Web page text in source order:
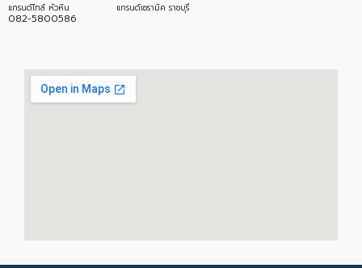
แกรนด์ไทล์ หัวหิน
082-5800586
แกรนด์เซรามิค ราชบุรี